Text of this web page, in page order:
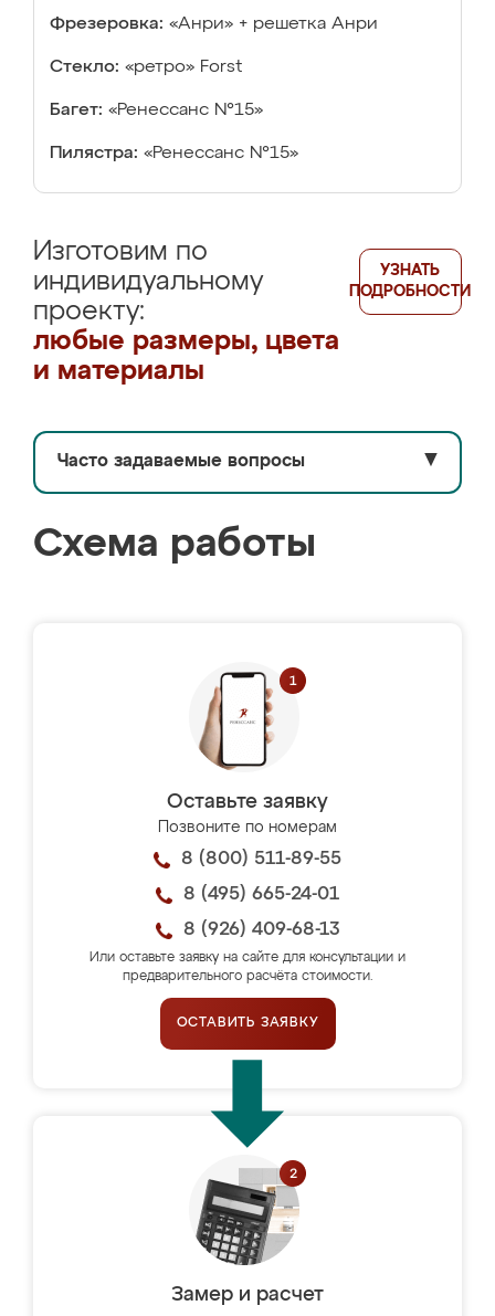
Фрезеровка: «Анри» + решетка Анри
Стекло: «ретро» Forst
Багет: «Ренессанс №15»
Пилястра: «Ренессанс №15»
Изготовим по
индивидуальному
проекту:
любые размеры, цвета
и материалы
УЗНАТЬ
ПОДРОБНОСТИ
Часто задаваемые вопросы ▼
Схема работы
Оставьте заявку
Позвоните по номерам
8 (800) 511-89-55
8 (495) 665-24-01
8 (926) 409-68-13
Или оставьте заявку на сайте для консультации и
предварительного расчёта стоимости.
ОСТАВИТЬ ЗАЯВКУ
Замер и расчет